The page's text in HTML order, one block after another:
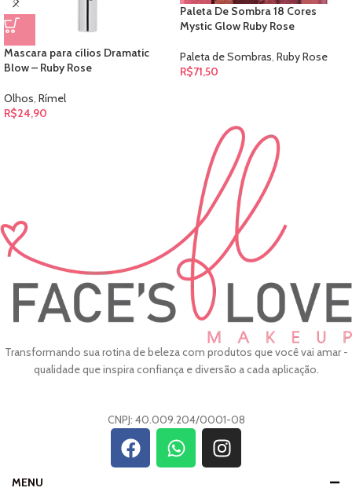
Mascara para cílios Dramatic
Blow – Ruby Rose
Olhos, Rímel
R$24,90
Paleta De Sombra 18 Cores
Mystic Glow Ruby Rose
Paleta de Sombras, Ruby Rose
R$71,50
Transformando sua rotina de beleza com produtos que você vai amar -
qualidade que inspira confiança e diversão a cada aplicação.
CNPJ: 40.009.204/0001-08
MENU